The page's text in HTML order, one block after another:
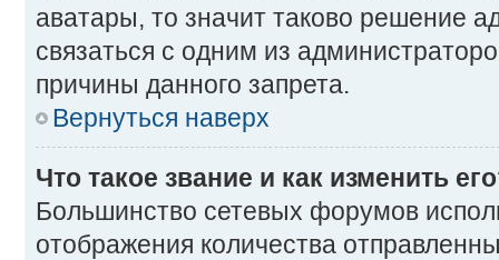
аватары, то значит таково решение
связаться с одним из
причины данного запрета.
Вернуться наверх
Что такое звание и как изменить
Большинство сетевых форумов
отображения количества